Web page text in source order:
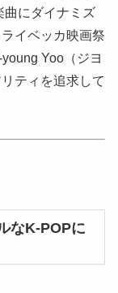
曲にダイナミズ
イベッカ映画祭
Yoo（ジヨ
ティを追求して
なK-POPに